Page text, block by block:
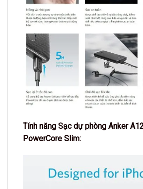
Tính năng Sạc dự phòng Anker
PowerCore Slim: